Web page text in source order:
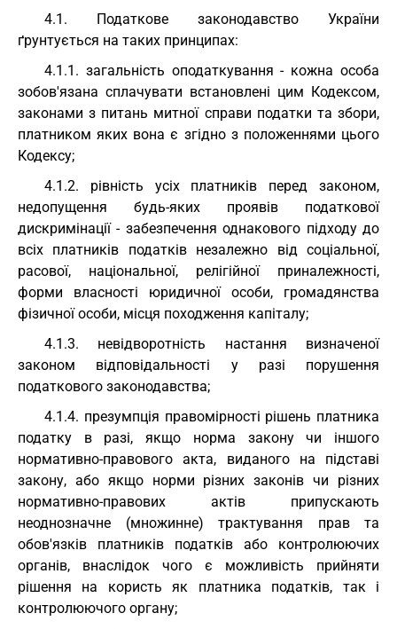
4.1. Податкове законодавство України
ґрунтується на таких принципах:
4.1.1. загальність оподаткування - кожна особа
зобов'язана сплачувати встановлені цим Кодексом,
законами з питань митної справи податки та збори,
платником яких вона є згідно з положеннями цього
Кодексу;
4.1.2. рівність усіх платників перед законом,
недопущення будь-яких проявів податкової
дискримінації - забезпечення однакового підходу до
всіх платників податків незалежно від соціальної,
расової, національної, релігійної приналежності,
форми власності юридичної особи, громадянства
фізичної особи, місця походження капіталу;
4.1.3. невідворотність настання визначеної
законом відповідальності у разі порушення
податкового законодавства;
4.1.4. презумпція правомірності рішень платника
податку в разі, якщо норма закону чи іншого
нормативно-правового акта, виданого на підставі
закону, або якщо норми різних законів чи різних
нормативно-правових актів припускають
неоднозначне (множинне) трактування прав та
обов'язків платників податків або контролюючих
органів, внаслідок чого є можливість прийняти
рішення на користь як платника податків, так і
контролюючого органу;